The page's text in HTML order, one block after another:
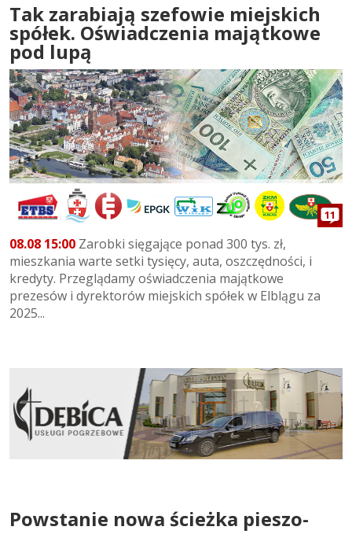
Tak zarabiają szefowie miejskich
spółek. Oświadczenia majątkowe
pod lupą
11
08.08 15:00 Zarobki sięgające ponad 300 tys. zł,
mieszkania warte setki tysięcy, auta, oszczędności, i
kredyty. Przeglądamy oświadczenia majątkowe
prezesów i dyrektorów miejskich spółek w Elblągu za
2025...
Powstanie nowa ścieżka pieszo-